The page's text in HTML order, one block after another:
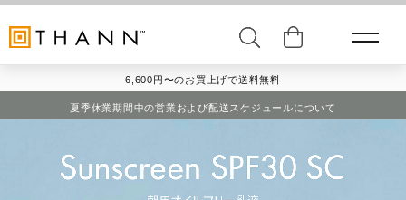
6,600円〜のお買上げで送料無料
夏季休業期間中の営業および配送スケジュールについて